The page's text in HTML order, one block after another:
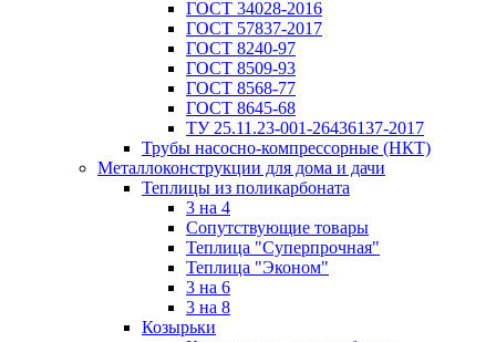
ГОСТ 34028-2016
ГОСТ 57837-2017
ГОСТ 8240-97
ГОСТ 8509-93
ГОСТ 8568-77
ГОСТ 8645-68
ТУ 25.11.23-001-26436137-2017
Трубы насосно-компрессорные (НКТ)
Металлоконструкции для дома и дачи
Теплицы из поликарбоната
3 на 4
Сопутствующие товары
Теплица "Суперпрочная"
Теплица "Эконом"
3 на 6
3 на 8
Козырьки